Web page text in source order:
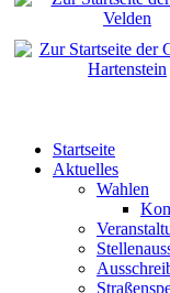
Startseite
Aktuelles
Wahlen